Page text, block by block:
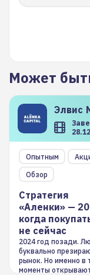
Может
Элвис
Опытным
Обзор
Стратегия
«Аленки» —
когда
не сейчас
2024 год позади.
буквально
рынок. Но именно в
моменты